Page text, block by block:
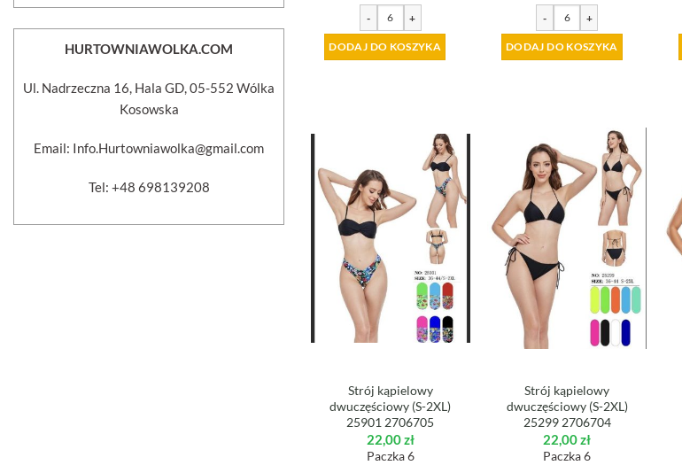
HURTOWNIAWOLKA.COM
Ul. Nadrzeczna 16, Hala GD, 05-552 Wólka
Kosowska
Email: Info.Hurtowniawolka@gmail.com
Tel: +48 698139208
- +
DODAJ DO KOSZYKA
- +
DODAJ DO KOSZYKA
Strój kąpielowy
dwuczęściowy (S-2XL)
25901 2706705
22,00zł
Paczka 6
Strój kąpielowy
dwuczęściowy (S-2XL)
25299 2706704
22,00zł
Paczka 6